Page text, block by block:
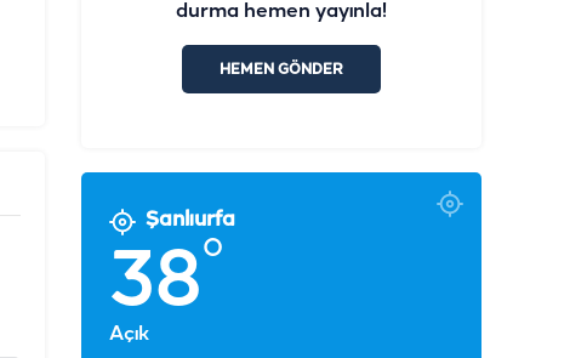
durma hemen yayınla!
HEMEN GÖNDER
Şanlıurfa
38°
Açık